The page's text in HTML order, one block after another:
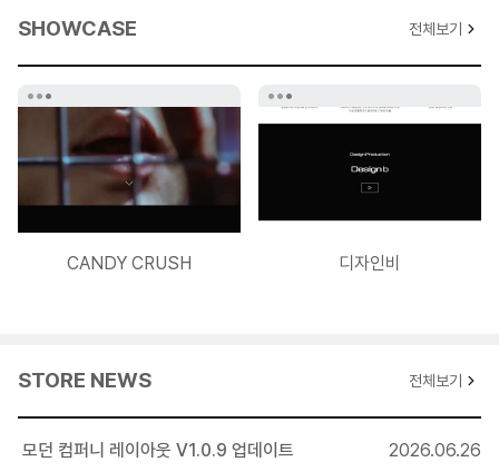
레이아웃 설명 수정.
코드 수정은 없습니다.
20170921 V1.1.1 업데이트 내역
XE1.8.45 버전에서 유투브 팝업이 작동하지 않는 문제 수정을 위한
팝업스크립트 변경.
## 업데이트시 레이아웃, 위젯 모두 업데이트 하셔야합니다.
20170918 V1.1.0 업데이트 내역
않는 문제 수정
SHOWCASE 전체보기
CANDY CRUSH 디자인비
STORE NEWS 전체보기
모던 컴퍼니 레이아웃 V1.0.9 업데이트 2026.06.26